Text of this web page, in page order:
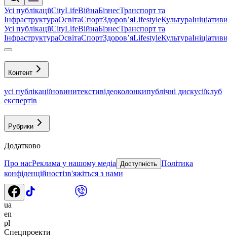
Усі публікаціїCityLifeВійнаБізнесТранспорт та
ІнфраструктураОсвітаСпортЗдоровʼяLifestyleКультура
Усі публікаціїCityLifeВійнаБізнесТранспорт та
ІнфраструктураОсвітаСпортЗдоровʼяLifestyleКультура
Контент
усі публікаціїновинитекстивідеоколонкипублічні дискусіїклуб
експертів
Рубрики
Додатково
Про насРеклама у нашому медіа Доступність Політика
конфіденційностізв'яжіться з нами
ua
en
pl
Спецпроекти